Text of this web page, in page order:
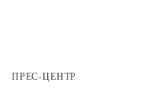
ПРЕС-ЦЕНТР